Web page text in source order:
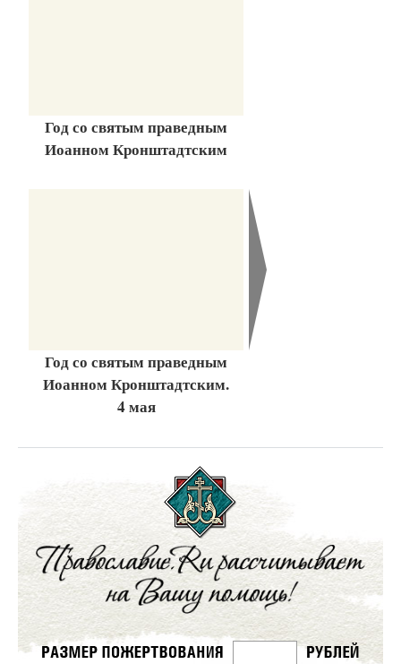
Год со святым праведным
Иоанном Кронштадтским
Год со святым праведным
Иоанном Кронштадтским.
4 мая